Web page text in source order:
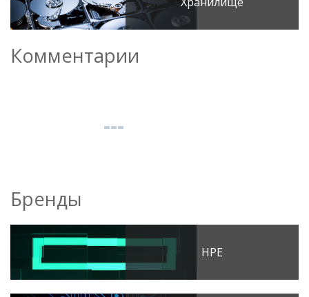
Комментарии
Бренды
HPE